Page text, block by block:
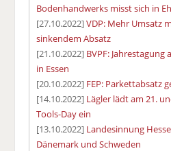
Bodenhandwerks misst sich in
[27.10.2022]VDP: Mehr Umsatz
sinkendem Absatz
[21.10.2022] BVPF: Jahrestagung
in Essen
[20.10.2022] FEP: Parkettabsatz
[14.10.2022] Lägler lädt am 21.
Tools-Day ein
[13.10.2022] Landesinnung
Dänemark und Schweden